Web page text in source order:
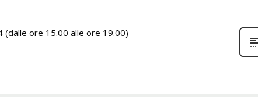
ore 15.00 alle ore 19.00)